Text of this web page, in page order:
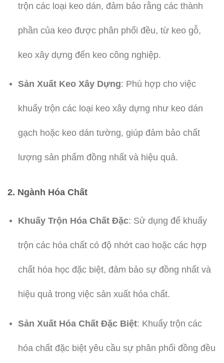
trộn các loại keo dán, đảm bảo rằng các thành
phần của keo được phân phối đều, từ keo gỗ,
keo xây dựng đến keo công nghiệp.
Sản Xuất Keo Xây Dựng: Phù hợp cho việc
khuấy trộn các loại keo xây dựng như keo dán
gạch hoặc keo dán tường, giúp đảm bảo chất
lượng sản phẩm đồng nhất và hiệu quả.
2. Ngành Hóa Chất
Khuấy Trộn Hóa Chất Đặc: Sử dụng để khuấy
trộn các hóa chất có độ nhớt cao hoặc các hợp
chất hóa học đặc biệt, đảm bảo sự đồng nhất và
hiệu quả trong việc sản xuất hóa chất.
Sản Xuất Hóa Chất Đặc Biệt: Khuấy trộn các
hóa chất đặc biệt yêu cầu sự phân phối đồng đều